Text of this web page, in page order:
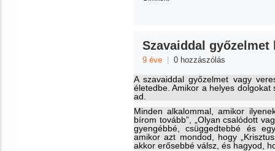
Szavaiddal győzelmet
9 éve 0 hozzászólás
A szavaiddal győzelmet vagy
életedbe. Amikor a helyes
ad.
Minden alkalommal, amikor
bírom tovább”, „Olyan csalódott
gyengébbé, csüggedtebbé és
amikor azt mondod, hogy
akkor erősebbé válsz, és hagyod,